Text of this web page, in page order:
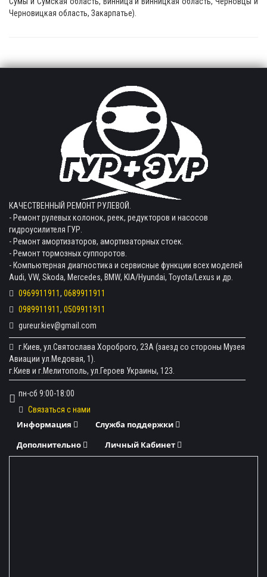
Черновицкая область, Закарпатье).
КАЧЕСТВЕННЫЙ РЕМОНТ РУЛЕВОЙ.
- Ремонт рулевых колонок, реек, редукторов и насосов
гидроусилителя ГУР.
- Ремонт амортизаторов, амортизаторных стоек.
- Ремонт тормозных суппоротов.
- Компьютерная диагностика и сервисные функции всех моделей
Audi, VW, Skoda, Mercedes, BMW, KIA/Hyundai, Toyota/Lexus и др.
0969911911, 0689911911
0989911911, 0509911911
gureur.kiev@gmail.com
г.Киев, ул.Святослава Хороброго, 23А (заезд со стороны Музея
Авиации ул.Медовая, 1).
г.Киев и г.Мелитополь, ул.Героев Украины, 123.
пн-сб 9:00-18:00
Связаться с нами
Информация
Служба поддержки
Дополнительно
Личный Кабинет